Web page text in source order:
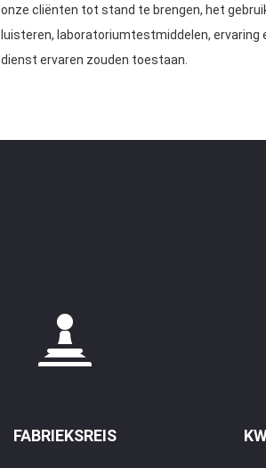
onze cliënten tot stand te brengen, het
luisteren, laboratoriumtestmiddelen, ervaring
dienst ervaren zouden toestaan.
FABRIEKSREIS